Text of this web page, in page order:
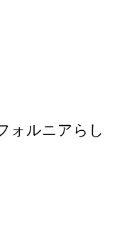
ォルニアらし